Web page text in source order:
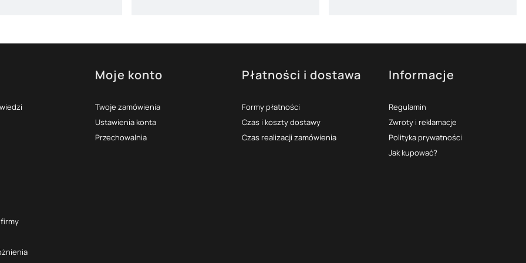
Moje konto
Twoje zamówienia
Ustawienia konta
Przechowalnia
Płatności i dostawa
Formy płatności
Czas i koszty dostawy
Czas realizacji zamówienia
Informacje
Regulamin
Zwroty i reklamacje
Polityka prywatności
Jak kupować?